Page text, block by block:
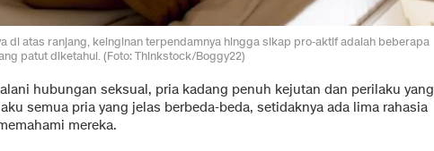
di atas ranjang, keinginan terpendamnya hingga sikap pro-aktif adalah beberapa
patut diketahui. (Foto: Thinkstock/Boggy22)
hubungan seksual, pria kadang penuh kejutan dan perilaku yang
semua pria yang jelas berbeda-beda, setidaknya ada lima rahasia
mereka.